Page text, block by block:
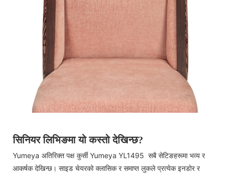
सिनियर लिभिङमा यो कस्तो देखिन्छ?
Yumeya अतिरिक्त पक्ष कुर्सी Yumeya YL1495 सबै सेटिङहरूमा भव्य र
आकर्षक देखिन्छ। साइड चेयरको क्लासिक र समाप्त लुकले प्रत्येक इनडोर र